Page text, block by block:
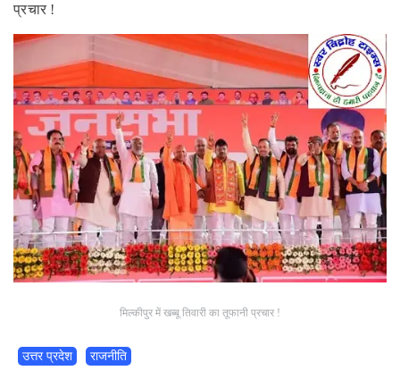
प्रचार !
मिल्कीपुर में खब्बू तिवारी का तूफानी प्रचार !
उत्तर प्रदेश राजनीति